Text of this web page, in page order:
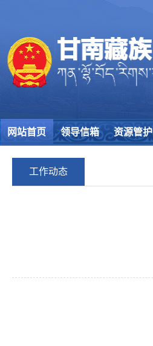
网站首页 领导信箱 资源管护
工作动态